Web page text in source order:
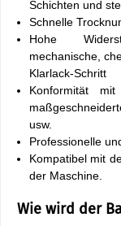
Schichten und
Schnelle
Hohe
mechanische,
Klarlack-Schritt
Konformität
usw.
Professionelle
Kompatibel mit
der Maschine.
Wie wird der